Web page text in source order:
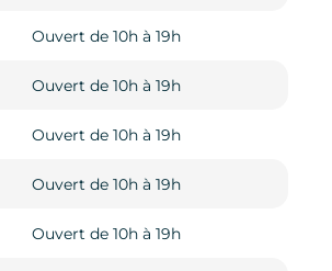
Ouvert de 10h à 19h
Ouvert de 10h à 19h
Ouvert de 10h à 19h
Ouvert de 10h à 19h
Ouvert de 10h à 19h
Ouvert de 10h à 18h
Ouvert de 10h à 18h
Ouvert de 10h à 18h
Ouvert de 10h à 18h
Ouvert de 10h à 18h
Ouvert
Ouvert
Ouvert
Ouvert
Ouvert